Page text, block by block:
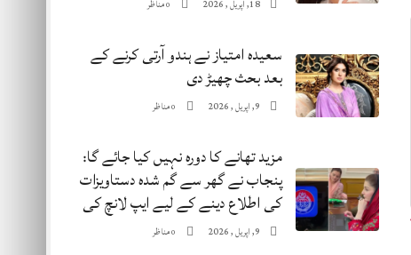
18, اپریل , 2026 0مناظر
سعیدہ امتیاز نے ہندو آرتی کرنے کے
بعد بحث چھیڑ دی
9, اپریل , 2026 0مناظر
مزید تھانے کا دورہ نہیں کیا جائے گا:
پنجاب نے گھر سے گم شدہ دستاویزات
کی اطلاع دینے کے لیے ایپ لانچ کی
9, اپریل , 2026 0مناظر